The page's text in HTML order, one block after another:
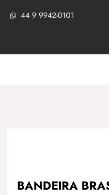
44 9 9942-0101
BANDEIRA